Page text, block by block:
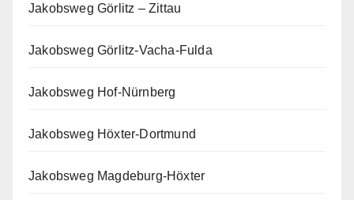
Jakobsweg Görlitz – Zittau
Jakobsweg Görlitz-Vacha-Fulda
Jakobsweg Hof-Nürnberg
Jakobsweg Höxter-Dortmund
Jakobsweg Magdeburg-Höxter